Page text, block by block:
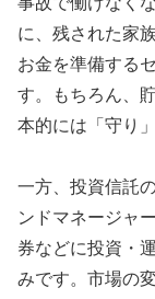
に、残された家
お金を準備する
す。もちろん、
本的には「守り
一方、投資信託
ンドマネージャ
券などに投資・
みです。市場の